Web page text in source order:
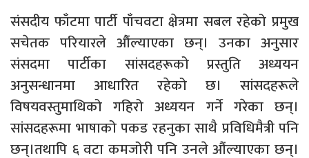
संसदीय फाँटमा पार्टी पाँचवटा क्षेत्रमा सबल रहेको प्रमुख
सचेतक परियारले औंल्याएका छन्। उनका अनुसार
संसदमा पार्टीका सांसदहरूको प्रस्तुति अध्ययन
अनुसन्धानमा आधारित रहेको छ। सांसदहरूले
विषयवस्तुमाथिको गहिरो अध्ययन गर्ने गरेका छन्।
सांसदहरूमा भाषाको पकड रहनुका साथै प्रविधिमैत्री पनि
छन्।तथापि ६ वटा कमजोरी पनि उनले औंल्याएका छन्।